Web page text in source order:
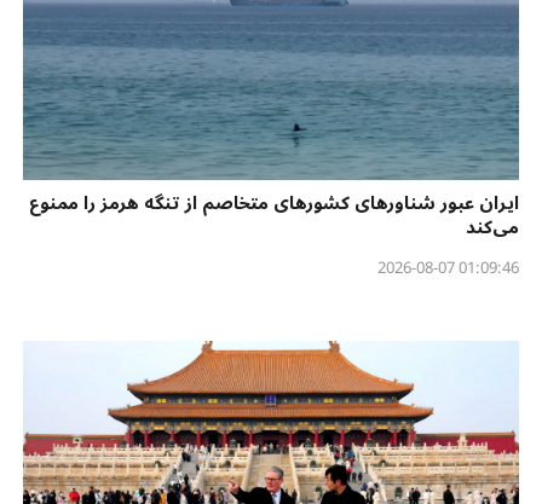
ایران عبور شناورهای کشورهای متخاصم از تنگه هرمز را ممنوع
می‌کند
01:09:46 2026-08-07